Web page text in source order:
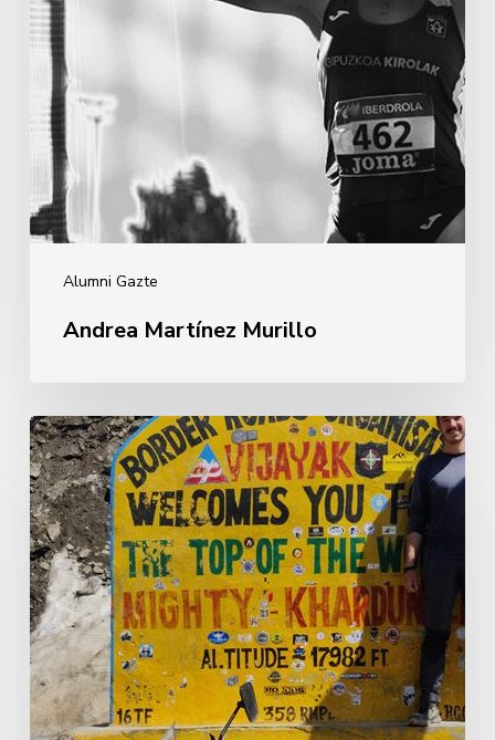
Alumni Gazte
Andrea Martínez Murillo
Iñigo
Marcos
Enciso